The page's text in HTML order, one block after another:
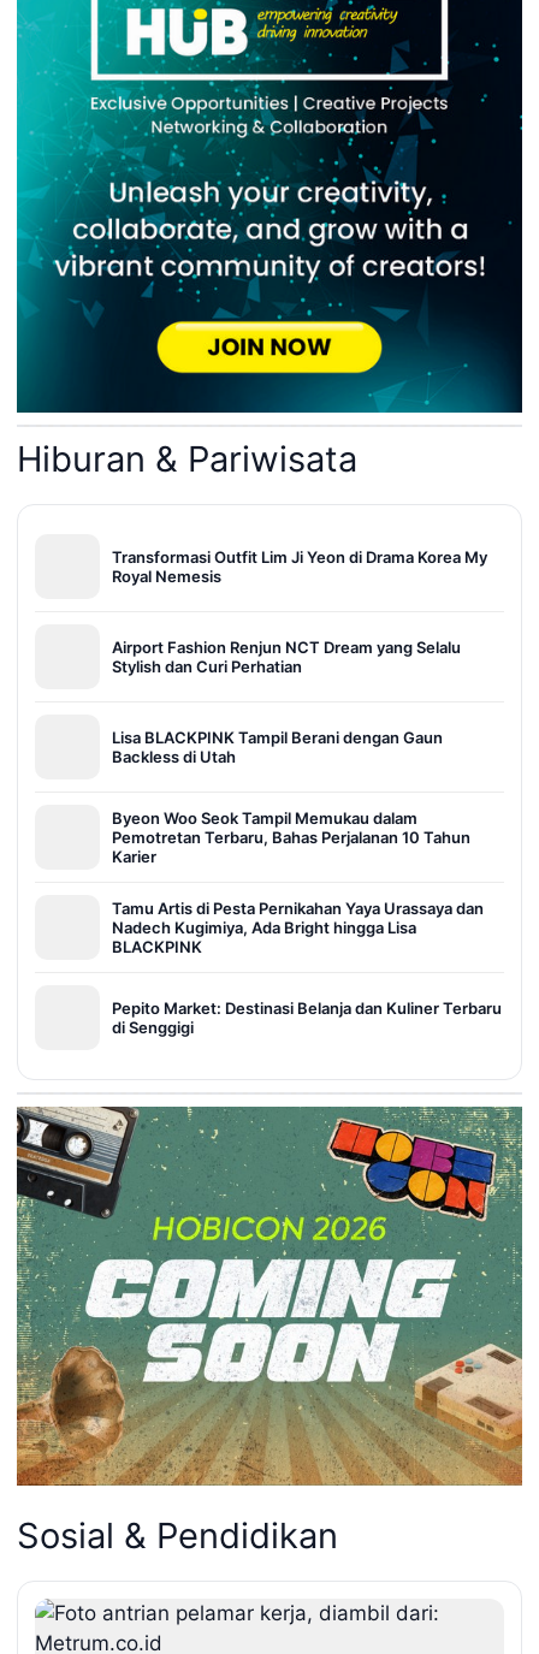
Hiburan & Pariwisata
Transformasi Outfit Lim Ji Yeon di Drama Korea My
Royal Nemesis
Airport Fashion Renjun NCT Dream yang Selalu
Stylish dan Curi Perhatian
Lisa BLACKPINK Tampil Berani dengan Gaun
Backless di Utah
Byeon Woo Seok Tampil Memukau dalam
Pemotretan Terbaru, Bahas Perjalanan 10 Tahun
Karier
Tamu Artis di Pesta Pernikahan Yaya Urassaya dan
Nadech Kugimiya, Ada Bright hingga Lisa
BLACKPINK
Pepito Market: Destinasi Belanja dan Kuliner Terbaru
di Senggigi
Sosial & Pendidikan